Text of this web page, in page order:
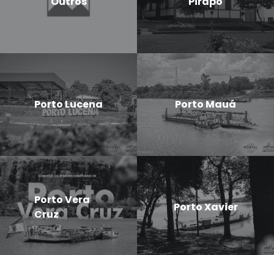
Porto Lucena Porto Mauá
Porto Vera
Cruz
Porto Xavier